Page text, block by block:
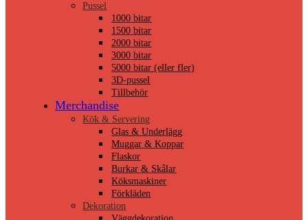
Pussel
1000 bitar
1500 bitar
2000 bitar
3000 bitar
5000 bitar (eller fler)
3D-pussel
Tillbehör
Merchandise
Kök & Servering
Glas & Underlägg
Muggar & Koppar
Flaskor
Burkar & Skålar
Köksmaskiner
Förkläden
Dekoration